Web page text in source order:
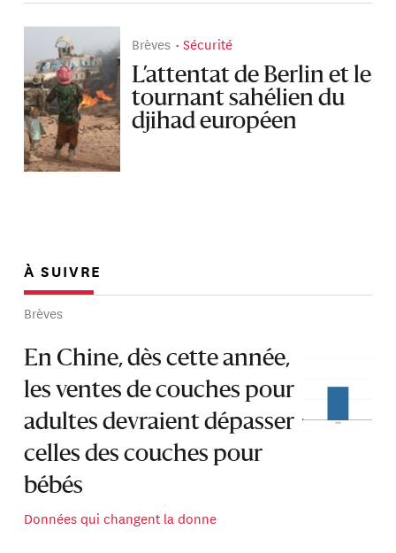
Brèves Sécurité
L’attentat de Berlin et le
tournant sahélien du
djihad européen
À SUIVRE
Brèves
En Chine, dès cette année,
les ventes de couches pour
adultes devraient dépasser
celles des couches pour
bébés
Données qui changent la donne